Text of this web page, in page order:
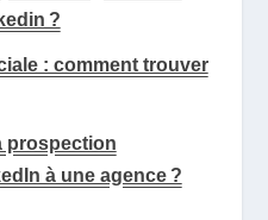
?
: comment trouver
prospection
à une agence ?